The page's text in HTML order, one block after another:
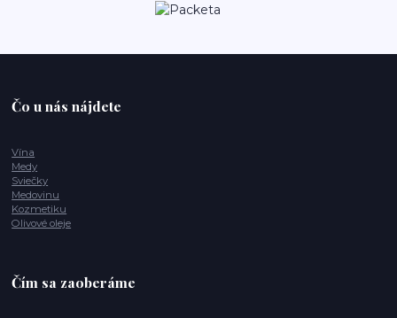
Čo u nás nájdete
Vína
Medy
Sviečky
Medovinu
Kozmetiku
Olivové oleje
Čím sa zaoberáme